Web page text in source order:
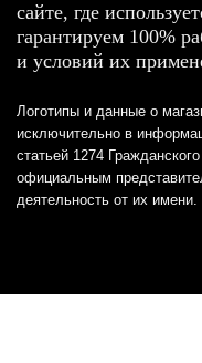
сайте, где
гарантируем 100%
и условий их
Логотипы и данные о
исключительно в
статьей 1274
официальным
деятельность от их имени.